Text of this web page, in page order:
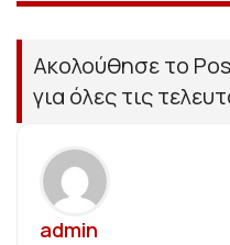
Ακολούθησε το
για όλες τις
admin